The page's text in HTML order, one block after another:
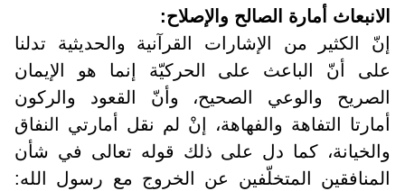
الانبعاث أمارة الصالح والإصلاح:
إنّ الكثير من الإشارات القرآنية والحديثية تدلنا
على أنّ الباعث على الحركيّة إنما هو الإيمان
الصريح والوعي الصحيح، وأنّ القعود والركون
أمارتا التفاهة والفهاهة، إنْ لم نقل أمارتي النفاق
والخيانة، كما دل على ذلك قوله تعالى في شأن
المنافقين المتخلّفين عن الخروج مع رسول الله: